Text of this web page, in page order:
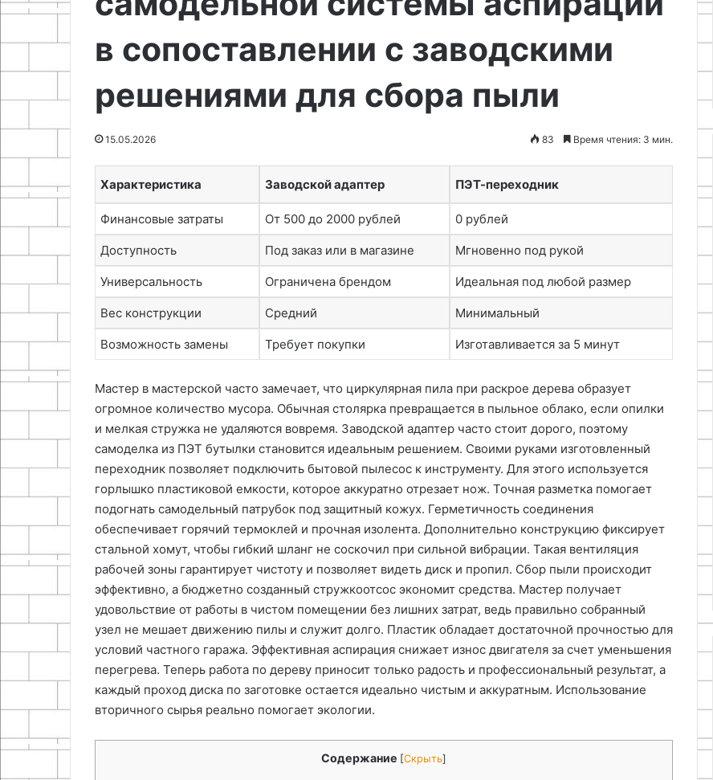
в сопоставлении с заводскими
решениями для сбора пыли
15.05.2026 83 Время чтения: 3 мин.
Характеристика Заводской адаптер ПЭТ-переходник
Финансовые затраты От 500 до 2000 рублей 0 рублей
Доступность Под заказ или в магазине Мгновенно под рукой
Универсальность Ограничена брендом Идеальная под любой размер
Вес конструкции Средний Минимальный
Возможность замены Требует покупки Изготавливается за 5 минут
Мастер в мастерской часто замечает, что циркулярная пила при раскрое дерева образует
огромное количество мусора. Обычная столярка превращается в пыльное облако, если опилки
и мелкая стружка не удаляются вовремя. Заводской адаптер часто стоит дорого, поэтому
самоделка из ПЭТ бутылки становится идеальным решением. Своими руками изготовленный
переходник позволяет подключить бытовой пылесос к инструменту. Для этого используется
горлышко пластиковой емкости, которое аккуратно отрезает нож. Точная разметка помогает
подогнать самодельный патрубок под защитный кожух. Герметичность соединения
обеспечивает горячий термоклей и прочная изолента. Дополнительно конструкцию фиксирует
стальной хомут, чтобы гибкий шланг не соскочил при сильной вибрации. Такая вентиляция
рабочей зоны гарантирует чистоту и позволяет видеть диск и пропил. Сбор пыли происходит
эффективно, а бюджетно созданный стружкоотсос экономит средства. Мастер получает
удовольствие от работы в чистом помещении без лишних затрат, ведь правильно собранный
узел не мешает движению пилы и служит долго. Пластик обладает достаточной прочностью для
условий частного гаража. Эффективная аспирация снижает износ двигателя за счет уменьшения
перегрева. Теперь работа по дереву приносит только радость и профессиональный результат, а
каждый проход диска по заготовке остается идеально чистым и аккуратным. Использование
вторичного сырья реально помогает экологии.
Содержание [Скрыть]
Лофт светильник из
консервных банок
своими
Как сшить дорожную подушку
для шеи своими руками
своими
Как сделать настенную полку
из дерева своими руками